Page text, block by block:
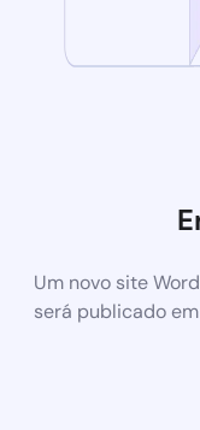
Um novo site
será publicado